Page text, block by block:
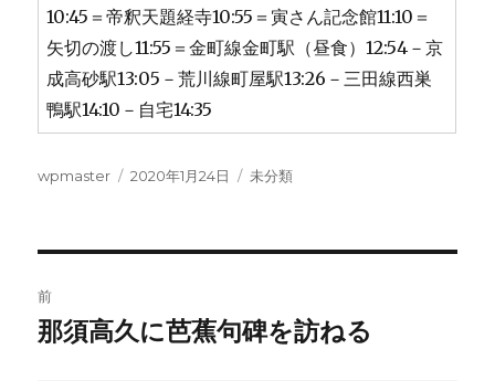
10:45＝帝釈天題経寺10:55＝寅さん記念館11:10＝
矢切の渡し11:55＝金町線金町駅（昼食）12:54－京
成高砂駅13:05－荒川線町屋駅13:26－三田線西巣
鴨駅14:10－自宅14:35
投
wpmaster
投
2020年1月24日
カ
未分類
稿
前
前
那須高久に芭蕉句碑を訪ねる